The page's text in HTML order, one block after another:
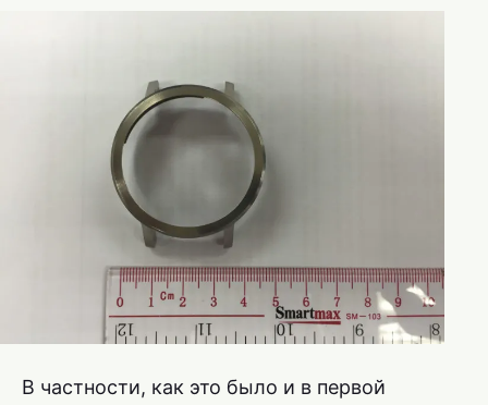
В частности, как это было и в первой